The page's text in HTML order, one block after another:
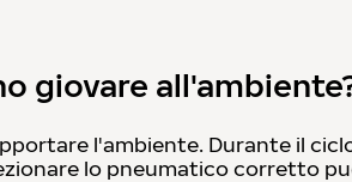
giovare
l'ambiente. Durante il
lo pneumatico corretto